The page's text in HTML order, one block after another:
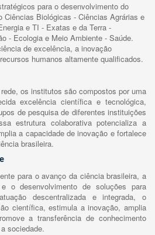
para o desenvolvimento do
Ciências Biológicas - Ciências Agrárias e
e TI - Exatas e da Terra -
- Ecologia e Meio Ambiente - Saúde.
de excelência, a inovação
humanos altamente qualificados.
os institutos são compostos por uma
excelência científica e tecnológica,
de pesquisa de diferentes instituições
estrutura colaborativa potencializa a
a capacidade de inovação e fortalece
brasileira.
para o avanço da ciência brasileira, a
o desenvolvimento de soluções para
descentralizada e integrada, o
científica, estimula a inovação, amplia
a transferência de conhecimento
sociedade.